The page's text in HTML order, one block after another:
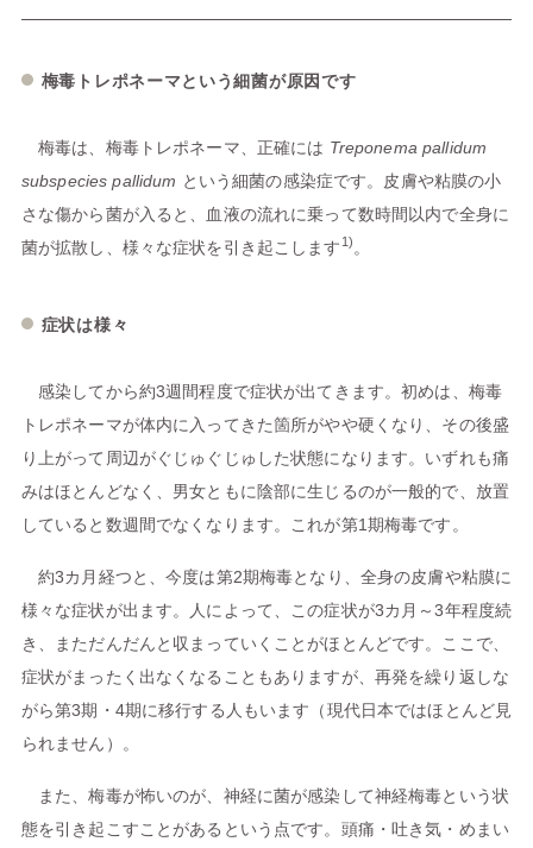
梅毒トレポネーマという細菌が原因です
梅毒は、梅毒トレポネーマ、正確には Treponema pallidum
subspecies pallidum という細菌の感染症です。皮膚や粘膜の小
さな傷から菌が入ると、血液の流れに乗って数時間以内で全身に
菌が拡散し、様々な症状を引き起こします 1) 。
症状は様々
感染してから約3週間程度で症状が出てきます。初めは、梅毒
トレポネーマが体内に入ってきた箇所がやや硬くなり、その後盛
り上がって周辺がぐじゅぐじゅした状態になります。いずれも痛
みはほとんどなく、男女ともに陰部に生じるのが一般的で、放置
していると数週間でなくなります。これが第1期梅毒です。
約3カ月経つと、今度は第2期梅毒となり、全身の皮膚や粘膜に
様々な症状が出ます。人によって、この症状が3カ月～3年程度続
き、まただんだんと収まっていくことがほとんどです。ここで、
症状がまったく出なくなることもありますが、再発を繰り返しな
がら第3期・4期に移行する人もいます（現代日本ではほとんど見
られません）。
また、梅毒が怖いのが、神経に菌が感染して神経梅毒という状
態を引き起こすことがあるという点です。頭痛・吐き気・めまい